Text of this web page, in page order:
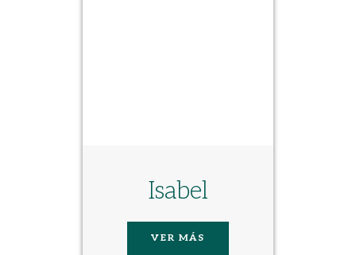
Isabel
VER MÁS